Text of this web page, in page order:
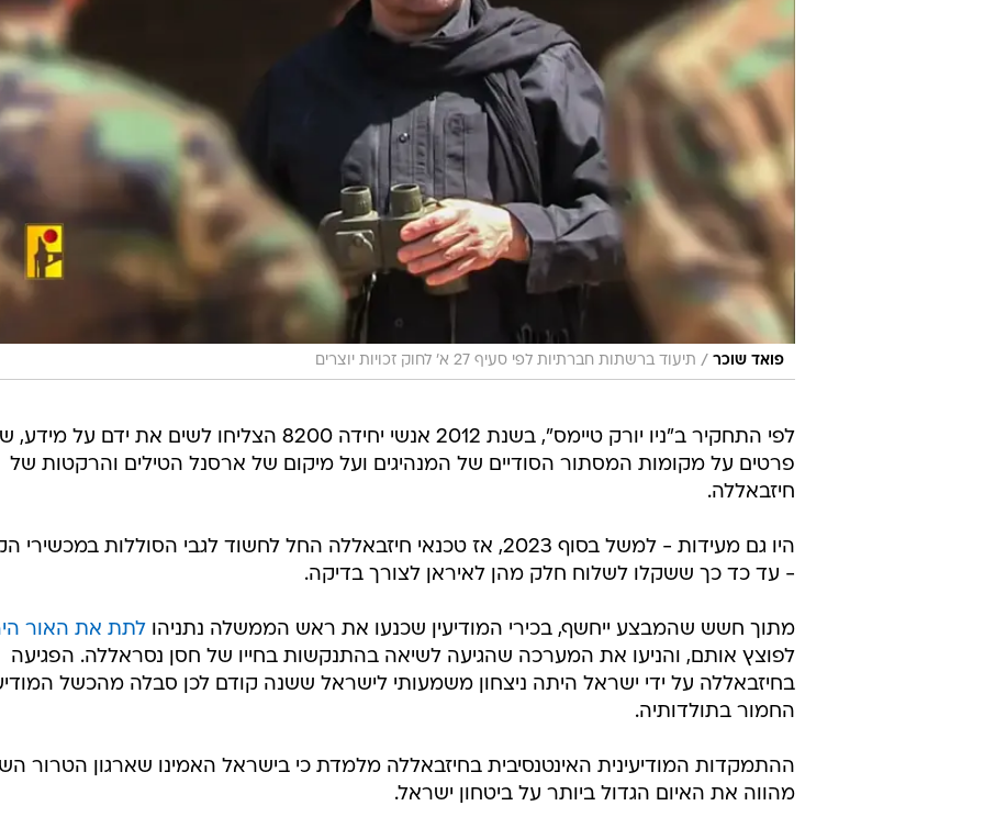
פואד שוכר / תיעוד ברשתות חברתיות לפי סעיף 27 א' לחוק זכויות יוצרים
לפי התחקיר ב"ניו יורק טיימס", בשנת 2012 אנשי יחידה 8200 הצליחו לשים את ידם
פרטים על מקומות המסתור הסודיים של המנהיגים ועל מיקום של ארסנל הטילים והרקטות של
חיזבאללה.
היו גם מעידות - למשל בסוף 2023, אז טכנאי חיזבאללה החל לחשוד לגבי הסוללות
- עד כד כך ששקלו לשלוח חלק מהן לאיראן לצורך בדיקה.
מתוך חשש שהמבצע ייחשף, בכירי המודיעין שכנעו את ראש הממשלה נתניהו לתת את האור
לפוצץ אותם, והניעו את המערכה שהגיעה לשיאה בהתנקשות בחייו של חסן נסראללה. הפגיעה
בחיזבאללה על ידי ישראל היתה ניצחון משמעותי לישראל ששנה קודם לכן סבלה מהכשל
החמור בתולדותיה.
ההתמקדות המודיעינית האינטנסיבית בחיזבאללה מלמדת כי בישראל האמינו שארגון הטרור
מהווה את האיום הגדול ביותר על ביטחון ישראל.